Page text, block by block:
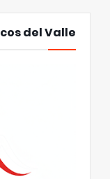
del Valle